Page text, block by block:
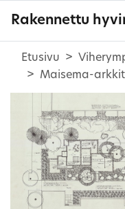
Rakennettu
Etusivu
Maisema-